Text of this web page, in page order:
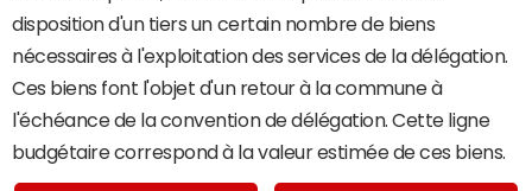
disposition d'un tiers un certain nombre de biens
nécessaires à l'exploitation des services de la délégation.
Ces biens font l'objet d'un retour à la commune à
l'échéance de la convention de délégation. Cette ligne
budgétaire correspond à la valeur estimée de ces biens.